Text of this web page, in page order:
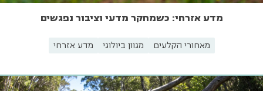
מדע אזרחי: כשמחקר מדעי וציבור נפגשים
מאחורי הקלעים מגוון ביולוגי מדע אזרחי